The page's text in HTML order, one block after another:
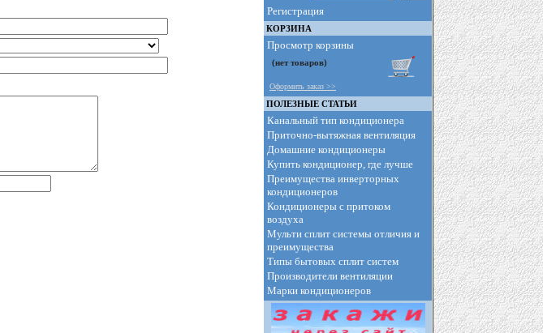
Регистрация
КОРЗИНА
Просмотр корзины
Оформить заказ >>
ПОЛЕЗНЫЕ СТАТЬИ
Канальный тип кондиционера
Приточно-вытяжная вентиляция
Домашние кондиционеры
Купить кондиционер, где лучше
Преимущества инверторных
кондиционеров
Кондиционеры с притоком
воздуха
Мульти сплит системы отличия и
преимущества
Типы бытовых сплит систем
Производители вентиляции
Марки кондиционеров